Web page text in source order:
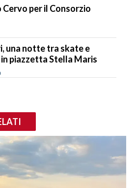
per il Consorzio
una notte tra skate e
piazzetta Stella Maris